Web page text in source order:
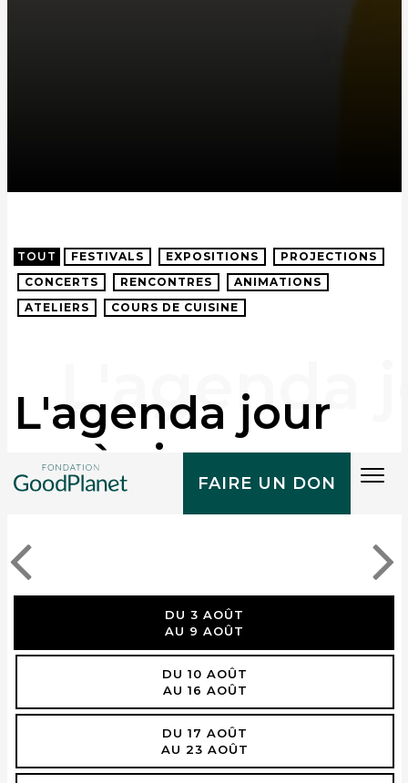
FAIRE UN DON
TOUT FESTIVALS EXPOSITIONS
PROJECTIONS
CONCERTS
RENCONTRES
ANIMATIONS
ATELIERS
COURS DE CUISINE
L'agenda jour
après jour
DU 3 AOÛT
AU 9 AOÛT
DU 10 AOÛT
AU 16 AOÛT
DU 17 AOÛT
AU 23 AOÛT